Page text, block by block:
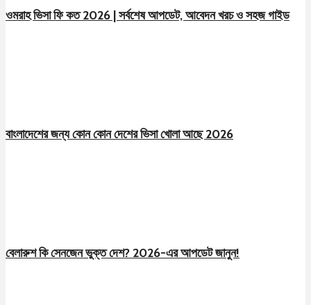
ওমরাহ ভিসা ফি কত 2026 | সর্বশেষ আপডেট, আবেদন খরচ ও সহজ গাইড
বাংলাদেশের জন্য কোন কোন দেশের ভিসা খোলা আছে 2026
বেলারুশ কি সেনজেন ভুক্ত দেশ? 2026-এর আপডেট জানুন!